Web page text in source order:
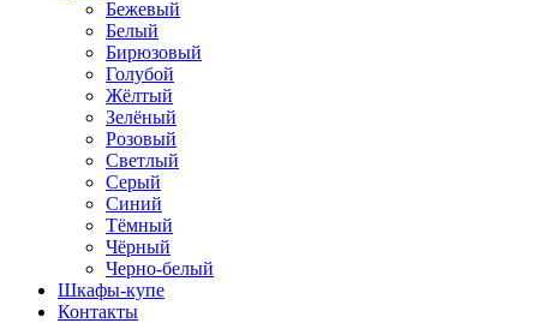
Бежевый
Белый
Бирюзовый
Голубой
Жёлтый
Зелёный
Розовый
Светлый
Серый
Синий
Тёмный
Чёрный
Черно-белый
Шкафы-купе
Контакты